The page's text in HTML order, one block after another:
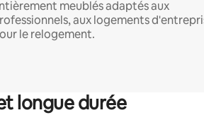
meublés adaptés aux
aux logements
le relogement.
longue durée